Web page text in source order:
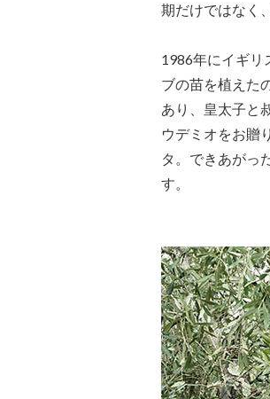
期だけではなく
1986年にイギリ
ブの苗を植えた
あり、皇太子と
ウデミオをお贈
タ。できあがっ
す。